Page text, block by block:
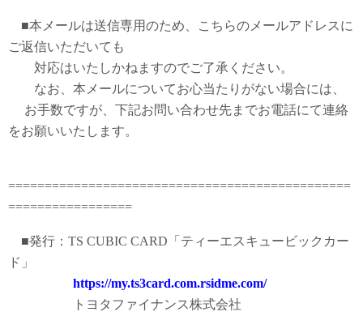
■本メールは送信専用のため、こちらのメールアドレスに
ご返信いただいても
対応はいたしかねますのでご了承ください。
なお、本メールについてお心当たりがない場合には、
お手数ですが、下記お問い合わせ先までお電話にて連絡
をお願いいたします。
===============================================
=================
■発行：TS CUBIC CARD「ティーエスキュービックカー
ド」
https://my.ts3card.com.rsidme.com/
トヨタファイナンス株式会社